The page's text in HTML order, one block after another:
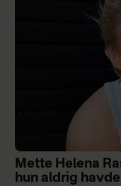
Mette Helena
hun aldrig